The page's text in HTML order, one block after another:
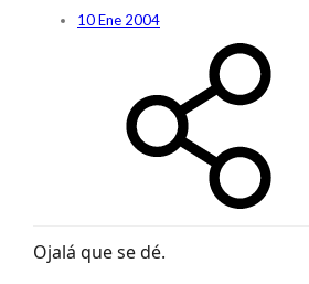
10 Ene 2004
Ojalá que se dé.